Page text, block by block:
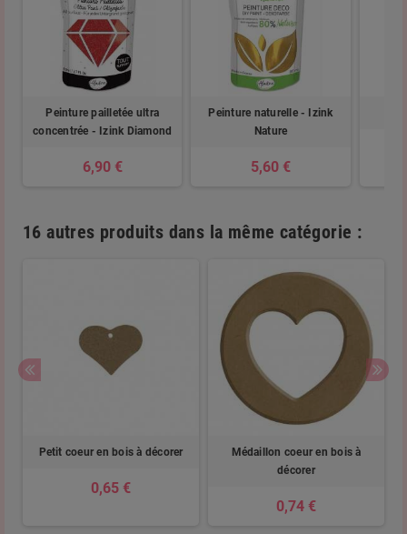
Peinture pailletée ultra
concentrée - Izink Diamond
6,90 €
Peinture naturelle - Izink
Nature
5,60 €
16 autres produits dans la même catégorie :
Petit coeur en bois à décorer
0,65 €
Médaillon coeur en bois à
décorer
0,74 €